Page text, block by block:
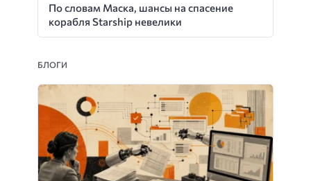
По словам Маска, шансы на спасение
корабля Starship невелики
БЛОГИ